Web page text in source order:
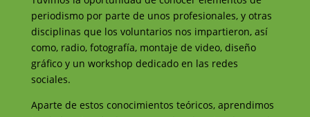
periodismo por parte de unos profesionales, y otras
disciplinas que los voluntarios nos impartieron, así
como, radio, fotografía, montaje de video, diseño
gráfico y un workshop dedicado en las redes
sociales.
Aparte de estos conocimientos teóricos, aprendimos